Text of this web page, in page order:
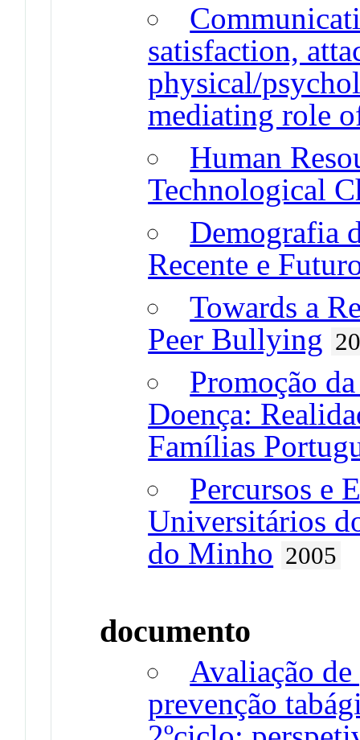
satisfaction,
physical/
mediating role
Human
Technological
Demografia
Recente e
Towards a
Peer Bullying
Promoção
Doença:
Famílias
Percursos e
Universitários
do Minho 2005
documento
Avaliação
prevenção